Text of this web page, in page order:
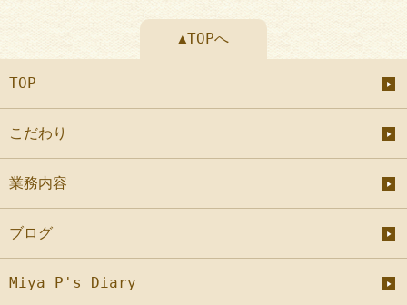
▲TOPへ
TOP
こだわり
業務内容
ブログ
Miya P's Diary